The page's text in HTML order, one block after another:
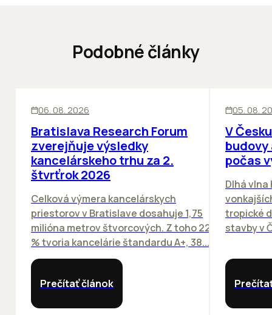
Podobné články
06. 08. 2026
Bratislava Research Forum
zverejňuje výsledky
kancelárskeho trhu za 2.
štvrťrok 2026
Celková výmera kancelárskych
priestorov v Bratislave dosahuje 1,75
milióna metrov štvorcových. Z toho 22
% tvoria kancelárie štandardu A+, 38...
Prečítať článok
05. 08.
V
počas
Dlhá
tropické
stavby v